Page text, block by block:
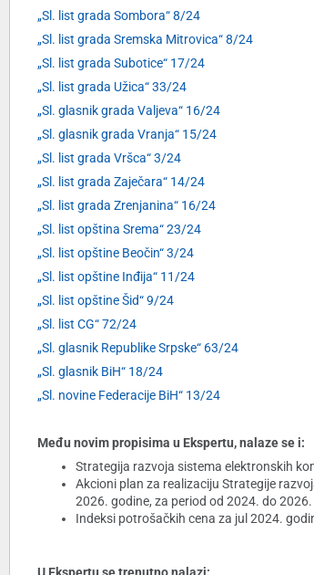
„Sl. list grada Sombora“ 8/24
„Sl. list grada Sremska Mitrovica“ 8/24
„Sl. list grada Subotice“ 17/24
„Sl. list grada Užica“ 33/24
„Sl. glasnik grada Valjeva“ 16/24
„Sl. glasnik grada Vranja“ 15/24
„Sl. list grada Vršca“ 3/24
„Sl. list grada Zaječara“ 14/24
„Sl. list grada Zrenjanina“ 16/24
„Sl. list opština Srema“ 23/24
„Sl. list opštine Beočin“ 3/24
„Sl. list opštine Inđija“ 11/24
„Sl. list opštine Šid“ 9/24
„Sl. list CG“ 72/24
„Sl. glasnik Republike Srpske“ 63/24
„Sl. glasnik BiH“ 18/24
„Sl. novine Federacije BiH“ 13/24
Među novim propisima u Ekspertu, nalaze se i:
Strategija razvoja sistema elektronskih
Akcioni plan za realizaciju Strategije
2026. godine, za period od 2024. do
Indeksi potrošačkih cena za jul 2024.